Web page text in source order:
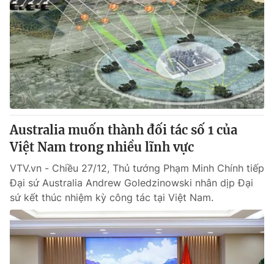
Australia muốn thành đối tác số 1 của
Việt Nam trong nhiều lĩnh vực
VTV.vn - Chiều 27/12, Thủ tướng Phạm Minh Chính tiếp
Đại sứ Australia Andrew Goledzinowski nhân dịp Đại
sứ kết thúc nhiệm kỳ công tác tại Việt Nam.